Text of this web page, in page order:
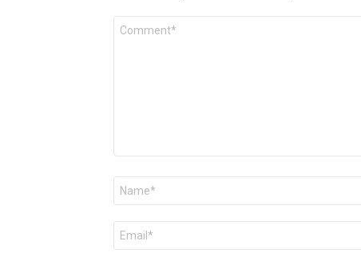
Comentário
Nome
E-
mail
*